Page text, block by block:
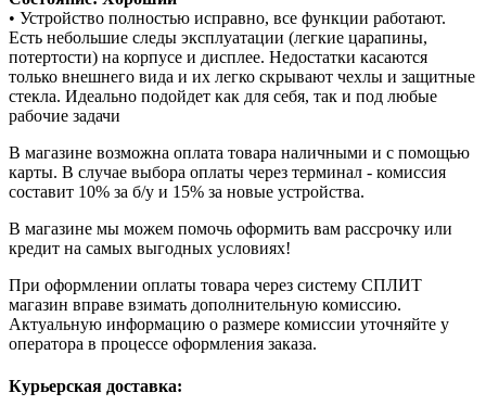
• Устройство полностью исправно, все функции работают.
Есть небольшие следы эксплуатации (легкие царапины,
потертости) на корпусе и дисплее. Недостатки касаются
только внешнего вида и их легко скрывают чехлы и защитные
стекла. Идеально подойдет как для себя, так и под любые
рабочие задачи
В магазине возможна оплата товара наличными и с помощью
карты. В случае выбора оплаты через терминал - комиссия
составит 10% за б/у и 15% за новые устройства.
В магазине мы можем помочь оформить вам рассрочку или
кредит на самых выгодных условиях!
При оформлении оплаты товара через систему СПЛИТ
магазин вправе взимать дополнительную комиссию.
Актуальную информацию о размере комиссии уточняйте у
оператора в процессе оформления заказа.
Курьерская доставка: